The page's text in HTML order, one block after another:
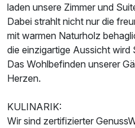
Für 4 Tage
laden unsere Zimmer und
Dabei strahlt nicht nur die
mit warmen Naturholz
die einzigartige Aussicht wird
Das Wohlbefinden unserer
Herzen.
KULINARIK:
Wir sind zertifizierter